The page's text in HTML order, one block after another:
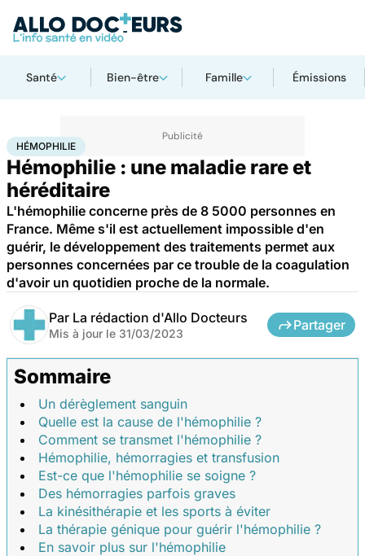
Santé Bien-être Famille Émissions
AccueilSantéMaladies Maladies raresHémophilie
HÉMOPHILIE
Hémophilie : une maladie rare et
héréditaire
L'hémophilie concerne près de 8 5000 personnes en
France. Même s'il est actuellement impossible d'en
guérir, le développement des traitements permet aux
personnes concernées par ce trouble de la coagulation
d'avoir un quotidien proche de la normale.
Par La rédaction d'Allo Docteurs
Mis à jour le 31/03/2023
Partager
Sommaire
Un dérèglement sanguin
Quelle est la cause de l'hémophilie ?
Comment se transmet l'hémophilie ?
Hémophilie, hémorragies et transfusion
Est-ce que l'hémophilie se soigne ?
Des hémorragies parfois graves
La kinésithérapie et les sports à éviter
La thérapie génique pour guérir l'hémophilie ?
En savoir plus sur l'hémophilie